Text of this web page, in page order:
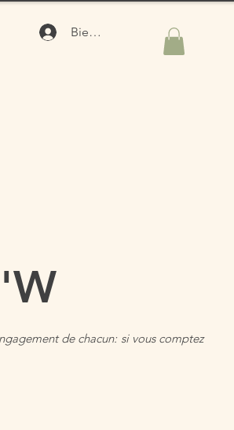
Bienvenue
de chacun: si vous comptez